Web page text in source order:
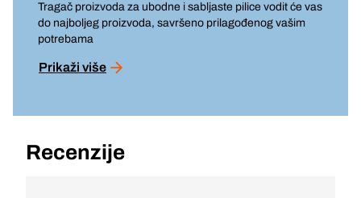
Tragač proizvoda za ubodne i sabljaste pilice vodit će vas
do najboljeg proizvoda, savršeno prilagođenog vašim
potrebama
Prikaži više
Recenzije